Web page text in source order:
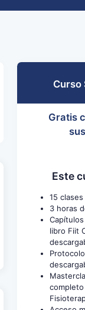
Curso
Gratis
Este
15 clases
3 horas
libro Fiit